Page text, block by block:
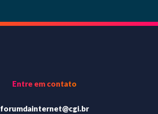
Entre em contato
forumdainternet@cgi.br